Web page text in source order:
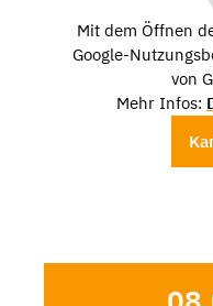
Mit dem Öffnen
Google-
von
Mehr Infos: